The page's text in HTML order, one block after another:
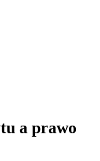
a prawo